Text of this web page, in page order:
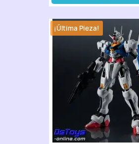
¡Última Pieza!